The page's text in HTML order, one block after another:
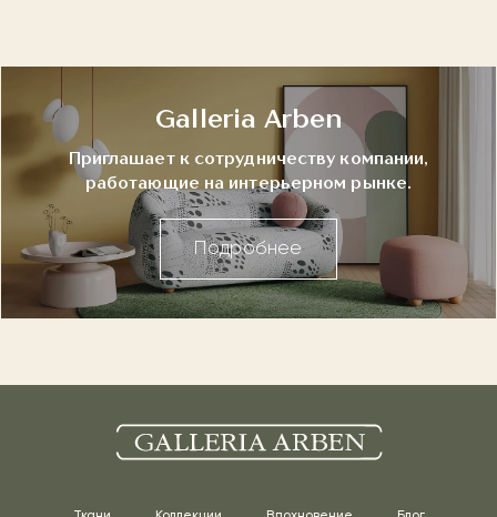
Galleria Arben
Приглашает к сотрудничеству компании,
работающие на интерьерном рынке.
Подробнее